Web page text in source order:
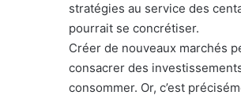
stratégies au service des
pourrait se concrétiser.
Créer de nouveaux marchés
consacrer des
consommer. Or, c’est